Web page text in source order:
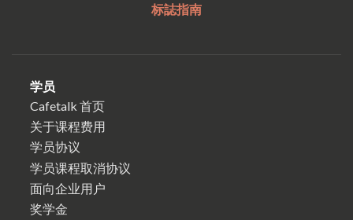
标誌指南
学员
Cafetalk 首页
关于课程费用
学员协议
学员课程取消协议
面向企业用户
奖学金